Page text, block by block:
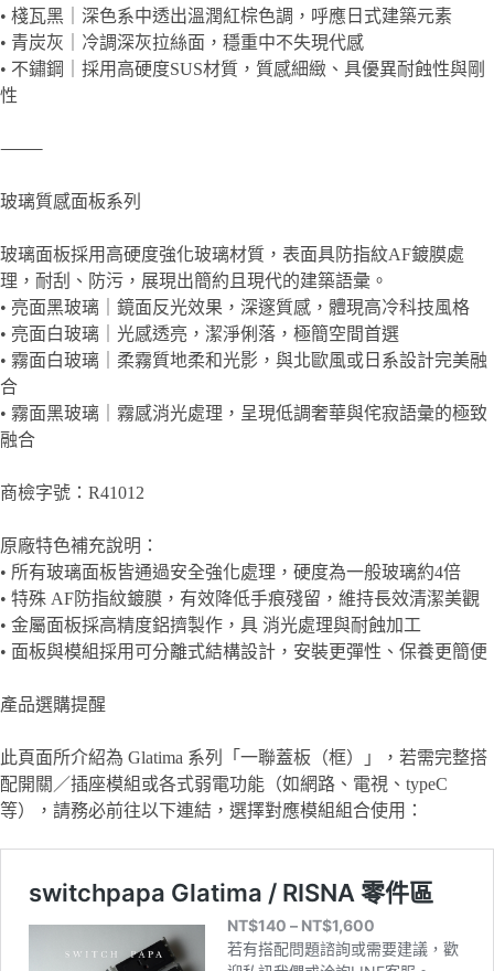
• 棧瓦黑｜深色系中透出溫潤紅棕色調，呼應日式建築元素
• 青炭灰｜冷調深灰拉絲面，穩重中不失現代感
• 不鏽鋼｜採用高硬度SUS材質，質感細緻、具優異耐蝕性與剛
性
⸻
玻璃質感面板系列
玻璃面板採用高硬度強化玻璃材質，表面具防指紋AF鍍膜處
理，耐刮、防污，展現出簡約且現代的建築語彙。
• 亮面黑玻璃｜鏡面反光效果，深邃質感，體現高冷科技風格
• 亮面白玻璃｜光感透亮，潔淨俐落，極簡空間首選
• 霧面白玻璃｜柔霧質地柔和光影，與北歐風或日系設計完美融
合
• 霧面黑玻璃｜霧感消光處理，呈現低調奢華與侘寂語彙的極致
融合
商檢字號：R41012
原廠特色補充說明：
• 所有玻璃面板皆通過安全強化處理，硬度為一般玻璃約4倍
• 特殊 AF防指紋鍍膜，有效降低手痕殘留，維持長效清潔美觀
• 金屬面板採高精度鋁擠製作，具 消光處理與耐蝕加工
• 面板與模組採用可分離式結構設計，安裝更彈性、保養更簡便
產品選購提醒
此頁面所介紹為 Glatima 系列「一聯蓋板（框）」，若需完整搭
配開關／插座模組或各式弱電功能（如網路、電視、typeC
等），請務必前往以下連結，選擇對應模組組合使用：